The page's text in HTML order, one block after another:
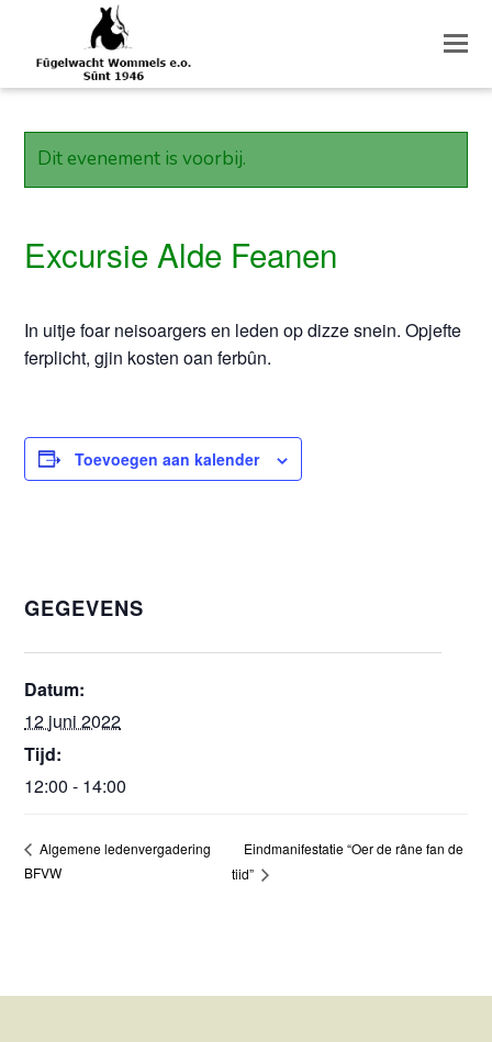
Dit evenement is voorbij.
Excursie Alde Feanen
In uitje foar neisoargers en leden op dizze snein. Opjefte
ferplicht, gjin kosten oan ferbûn.
Toevoegen aan kalender
GEGEVENS
Datum:
12 juni 2022
Tijd:
12:00 - 14:00
Algemene ledenvergadering
BFVW
Eindmanifestatie “Oer de râne fan de
tiid”